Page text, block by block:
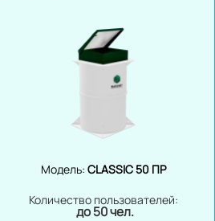
Модель: CLASSIC 50 ПР
Количество пользователей:
до 50 чел.